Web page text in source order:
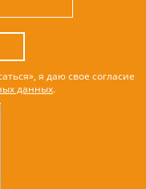
я даю свое согласие
данных.